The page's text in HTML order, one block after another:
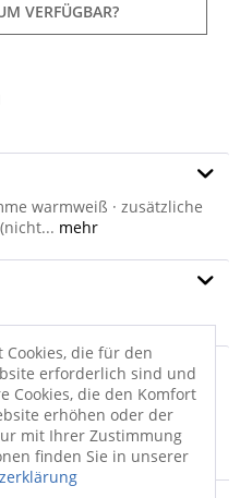
VERFÜGBAR?
warmweiß · zusätzliche
mehr
Cookies, die für den
erforderlich sind und
Cookies, die den Komfort
erhöhen oder der
mit Ihrer Zustimmung
finden Sie in unserer